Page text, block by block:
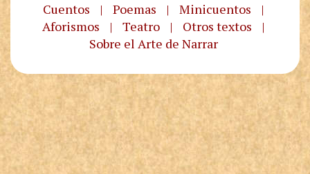
Cuentos | Poemas | Minicuentos
|
Aforismos
| Teatro | Otros textos
|
Sobre el Arte de Narrar